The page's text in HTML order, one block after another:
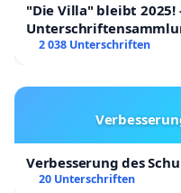
"Die Villa" bleibt 2025!
2 038 Unterschriften
Verbesserung des
20 Unterschriften